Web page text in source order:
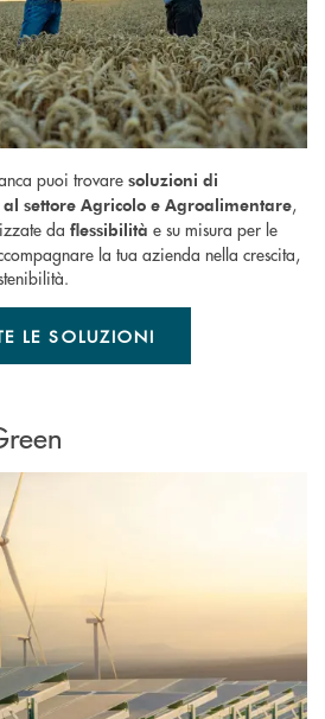
puoi trovare soluzioni di
settore Agricolo e Agroalimentare,
da flessibilità e su misura per le
la tua azienda nella crescita,
LE SOLUZIONI